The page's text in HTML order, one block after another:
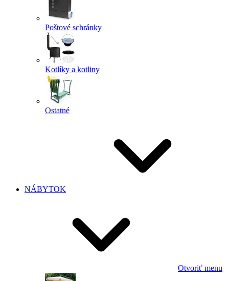
Poštové schránky
Kotlíky a kotliny
Ostatné
NÁBYTOK
Otvoriť menu